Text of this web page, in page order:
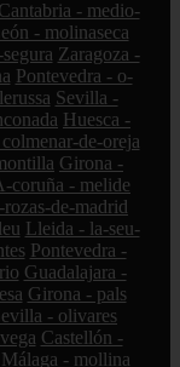
Cantabria - medio-
- molinaseca
Zaragoza -
Pontevedra - o-
Sevilla -
Huesca -
de-oreja
Girona -
coruña - melide
de-madrid
Lleida - la-seu-
Pontevedra -
Guadalajara -
Girona - pals
- olivares
Castellón -
Málaga - mollina